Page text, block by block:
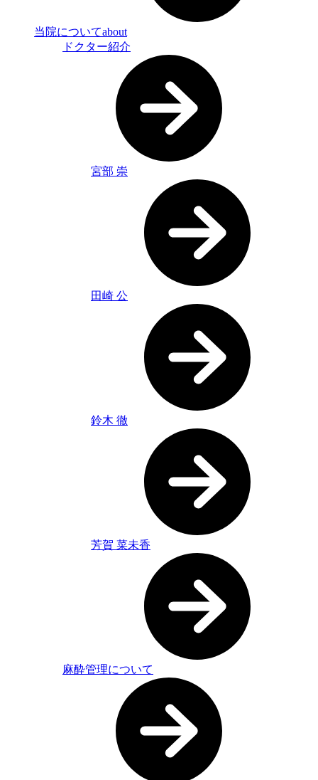
当院についてabout
ドクター紹介
宮部 崇
田崎 公
鈴木 徹
芳賀 菜未香
麻酔管理について